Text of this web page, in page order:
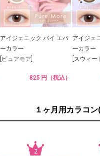
アイジェニック バイ エバ
ーカラー
[ピュアモア]
825 円（税込）
アイジェ
ーカラー
[スウィー
１ヶ月用カラコ